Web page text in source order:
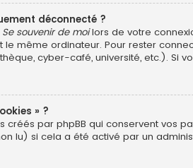
déconnecté ?
Se souvenir de moilors de votre
le même ordinateur. Pour rester
cyber-café, université, etc.). Si
» ?
par phpBB qui conservent vos
lu) si cela a été activé par un